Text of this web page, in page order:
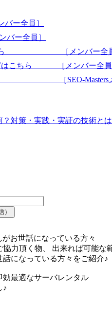
バー全員］
ー全員］
こちら ［メンバー全員
ピはこちら ［メンバー全員
ら ［SEO-Mastersメ
対策・実践・実証の技術と
お世話になっている方々
力頂く物、 出来れば可能な
になっている方々をご紹介♪
最適なサーバレンタル
♪